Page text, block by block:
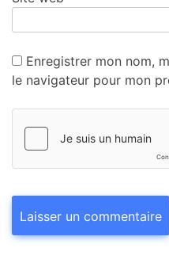
Enregistrer mon nom,
le navigateur pour mon